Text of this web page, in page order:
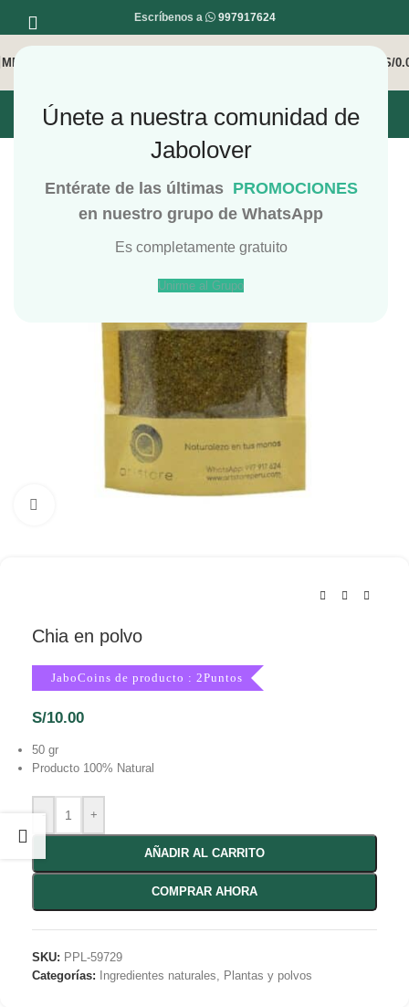
Únete a nuestra comunidad de
Jabolover
Entérate de las últimas PROMOCIONES
en nuestro grupo de WhatsApp
Es completamente gratuito
Unirme al Grupo
Escríbenos a 997917624
MENÚ S/
INICIO MI COMPRA MI CUENTA
Chia en polvo
JaboCoins de producto : 2Puntos
S/10.00
50 gr
Producto 100% Natural
- +
AÑADIR AL CARRITO
COMPRAR AHORA
SKU: PPL-59729
Categorías:
Ingredientes naturales, Plantas y polvos